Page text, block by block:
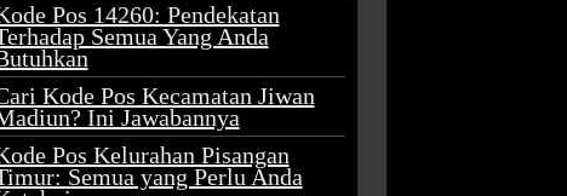
Pos 14260: Pendekatan
Semua Yang Anda
Kode Pos Kecamatan Jiwan
Ini Jawabannya
Pos Kelurahan Pisangan
Semua yang Perlu Anda